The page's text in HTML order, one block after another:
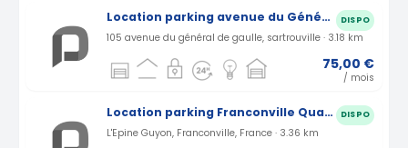
Location parking avenue du Général de Gaulle à Sartrouville (78) DISPO
105 avenue du général de gaulle, sartrouville · 3.18 km
75,00 €
/ mois
Location parking Franconville Quartier de L'Epine Guyon (95) DISPO
L'Epine Guyon, Franconville, France · 3.36 km